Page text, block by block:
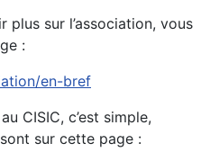
plus sur l’association, vous
:
en-bref
CISIC, c’est simple,
sur cette page :